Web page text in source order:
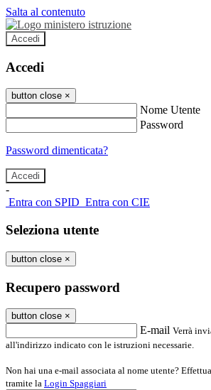
Salta al contenuto
Accedi
Accedi
button close ×
Nome Utente
Password
Password dimenticata?
-
Entra con SPID Entra con CIE
Seleziona utente
button close ×
Recupero password
button close ×
E-mail Verrà
all'indirizzo indicato con le istruzioni necessarie.
Non hai una e-mail associata al nome utente?
tramite la Login Spaggiari